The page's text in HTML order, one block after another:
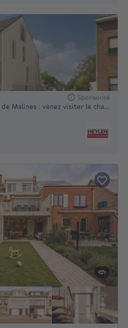
Sponsorisé
Au cœur de la verdure de Malines : venez visiter le chantier